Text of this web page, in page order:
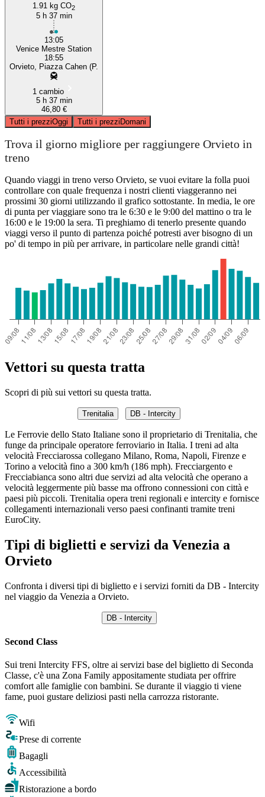
1.91 kg CO2
5 h 37 min
13:05
Venice Mestre Station
18:55
Orvieto, Piazza Cahen (P.
1 cambio
5 h 37 min
46,80 €
Tutti i prezziOggi Tutti i prezziDomani
Trova il giorno migliore per raggiungere Orvieto in
treno
Quando viaggi in treno verso Orvieto, se vuoi evitare la folla puoi
controllare con quale frequenza i nostri clienti viaggeranno nei
prossimi 30 giorni utilizzando il grafico sottostante. In media, le ore
di punta per viaggiare sono tra le 6:30 e le 9:00 del mattino o tra le
16:00 e le 19:00 la sera. Ti preghiamo di tenerlo presente quando
viaggi verso il punto di partenza poiché potresti aver bisogno di un
po' di tempo in più per arrivare, in particolare nelle grandi città!
Vettori su questa tratta
Scopri di più sui vettori su questa tratta.
Trenitalia DB - Intercity
Le Ferrovie dello Stato Italiane sono il proprietario di Trenitalia, che
funge da principale operatore ferroviario in Italia. I treni ad alta
velocità Frecciarossa collegano Milano, Roma, Napoli, Firenze e
Torino a velocità fino a 300 km/h (186 mph). Frecciargento e
Frecciabianca sono altri due servizi ad alta velocità che operano a
velocità leggermente più basse ma offrono connessioni con città e
paesi più piccoli. Trenitalia opera treni regionali e intercity e fornisce
collegamenti internazionali verso paesi confinanti tramite treni
EuroCity.
Tipi di biglietti e servizi da Venezia a
Orvieto
Confronta i diversi tipi di biglietto e i servizi forniti da DB - Intercity
nel viaggio da Venezia a Orvieto.
DB - Intercity
Second Class
Sui treni Intercity FFS, oltre ai servizi base del biglietto di Seconda
Classe, c'è una Zona Family appositamente studiata per offrire
comfort alle famiglie con bambini. Se durante il viaggio ti viene
fame, puoi gustare deliziosi pasti nella carrozza ristorante.
Wifi
Prese di corrente
Bagagli
Accessibilità
Ristorazione a bordo